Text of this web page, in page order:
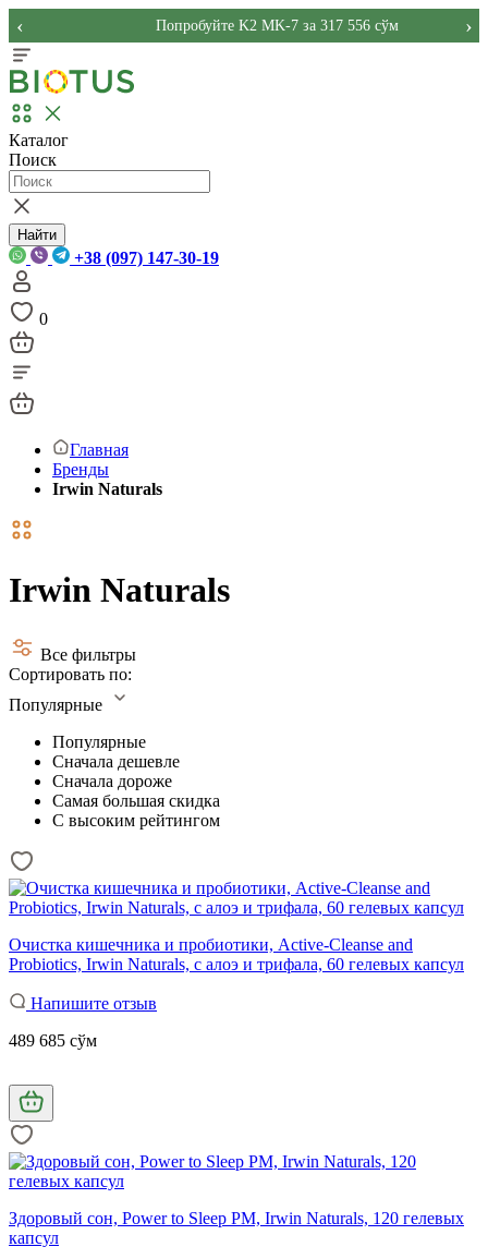
Попробуйте K2 MK-7 за 317 556 сўм
‹ ›
Каталог
Поиск
Найти
+38 (097) 147-30-19
0
Главная
Бренды
Irwin Naturals
Irwin Naturals
Все фильтры
Сортировать по:
Популярные
Популярные
Сначала дешевле
Сначала дороже
Самая большая скидка
С высоким рейтингом
Очистка кишечника и пробиотики, Active-Cleanse and
Probiotics, Irwin Naturals, с алоэ и трифала, 60 гелевых капсул
Напишите отзыв
489 685 сўм
Здоровый сон, Power to Sleep PM, Irwin Naturals, 120 гелевых
капсул